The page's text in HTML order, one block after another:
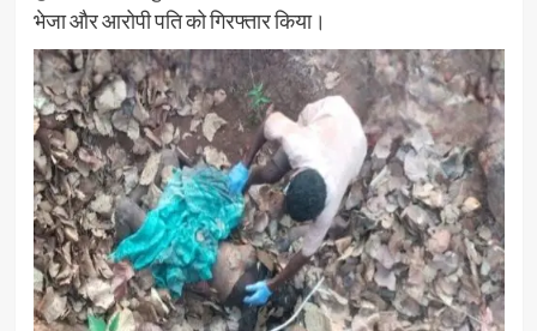
भेजा और आरोपी पति को गिरफ्तार किया।